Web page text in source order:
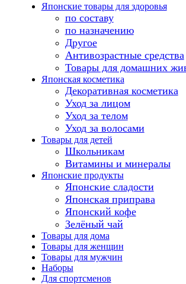
Японские товары для здоровья
по составу
по назначению
Другое
Антивозрастные средства
Товары для домашних
Японская косметика
Декоративная косметика
Уход за лицом
Уход за телом
Уход за волосами
Товары для детей
Школьникам
Витамины и минералы
Японские продукты
Японские сладости
Японская приправа
Японский кофе
Зелёный чай
Товары для дома
Товары для женщин
Товары для мужчин
Наборы
Для спортсменов